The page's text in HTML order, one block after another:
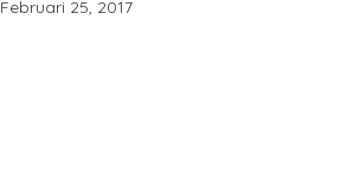
Februari 25, 2017